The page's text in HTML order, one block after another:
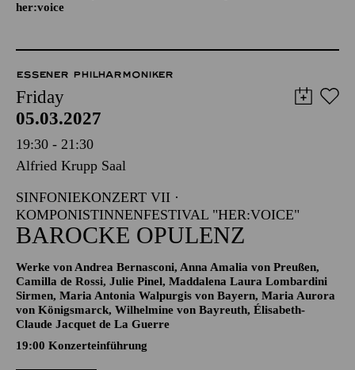
her:voice
ESSENER PHILHARMONIKER
Friday
05.03.2027
19:30 - 21:30
Alfried Krupp Saal
SINFONIEKONZERT VII ·
KOMPONISTINNENFESTIVAL "HER:VOICE"
BAROCKE OPULENZ
Werke von Andrea Bernasconi, Anna Amalia von Preußen,
Camilla de Rossi, Julie Pinel, Maddalena Laura Lombardini
Sirmen, Maria Antonia Walpurgis von Bayern, Maria Aurora
von Königsmarck, Wilhelmine von Bayreuth, Élisabeth-
Claude Jacquet de La Guerre
19:00 Konzerteinführung